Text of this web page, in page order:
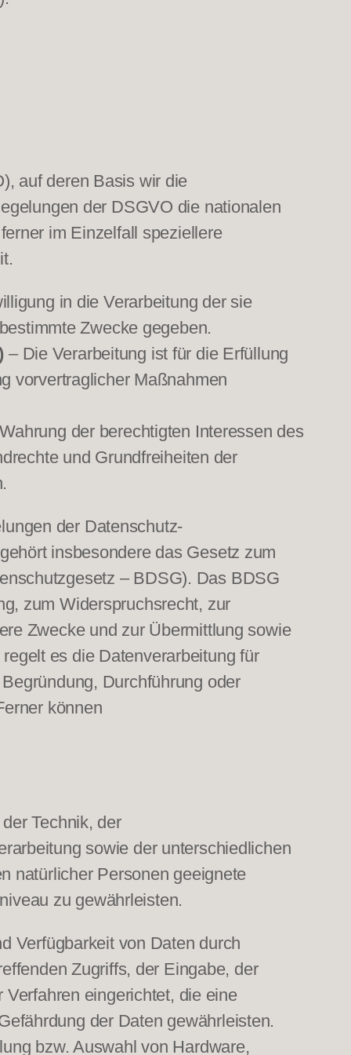
auf deren Basis wir die
der DSGVO die nationalen
im Einzelfall speziellere
in die Verarbeitung der sie
Zwecke gegeben.
– Die Verarbeitung ist für die Erfüllung
vorvertraglicher Maßnahmen
der berechtigten Interessen des
und Grundfreiheiten der
der Datenschutz-
insbesondere das Gesetz zum
– BDSG). Das BDSG
zum Widerspruchsrecht, zur
Zwecke und zur Übermittlung sowie
es die Datenverarbeitung für
Durchführung oder
können
Technik, der
sowie der unterschiedlichen
natürlicher Personen geeignete
zu gewährleisten.
Verfügbarkeit von Daten durch
Zugriffs, der Eingabe, der
eingerichtet, die eine
der Daten gewährleisten.
bzw. Auswahl von Hardware,